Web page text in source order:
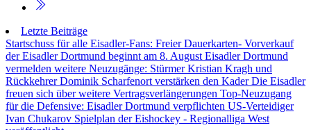
Letzte Beiträge
Startschuss für alle Eisadler-Fans: Freier Dauerkarten- Vorverkauf
der Eisadler Dortmund beginnt am 8. August Eisadler Dortmund
vermelden weitere Neuzugänge: Stürmer Kristian Kragh und
Rückkehrer Dominik Scharfenort verstärken den KaderDie Eisadler
freuen sich über weitere Vertragsverlängerungen Top-Neuzugang
für die Defensive: Eisadler Dortmund verpflichten US-Verteidiger
Ivan Chukarov Spielplan der Eishockey - Regionalliga West